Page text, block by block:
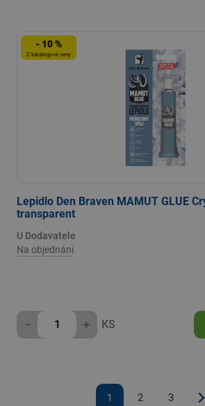
- 10 %
Z katalogové ceny
Lepidlo Den Braven MAMUT GLUE
transparent
U Dodavatele
Na objednání
- + KS
1 2 3